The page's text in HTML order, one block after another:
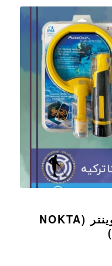
فلزیاب اسکوبا پین پوینتر (NOKTA